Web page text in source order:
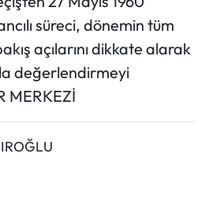
süreci, dönemin tüm
açılarını dikkate alarak
değerlendirmeyi
MERKEZİ